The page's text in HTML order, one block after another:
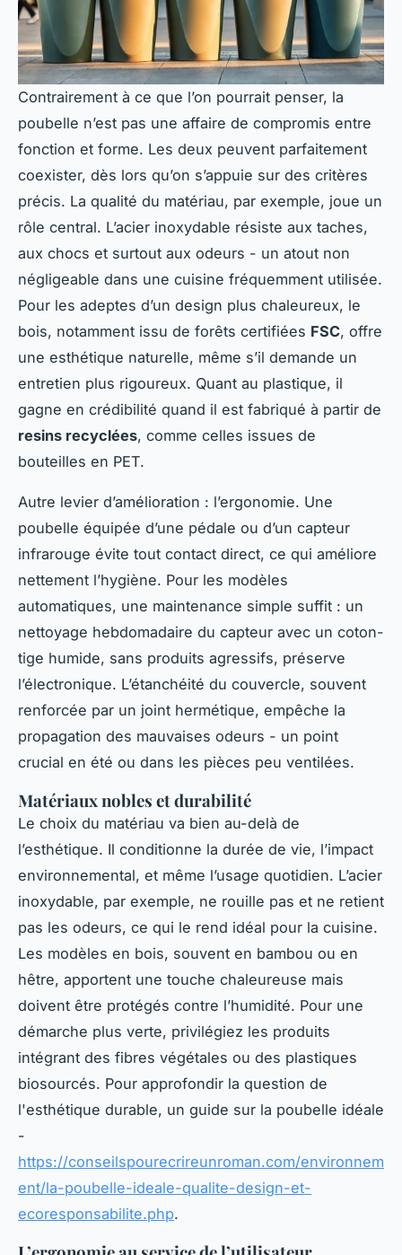
Contrairement à ce que l’on pourrait penser, la
poubelle n’est pas une affaire de compromis entre
fonction et forme. Les deux peuvent parfaitement
coexister, dès lors qu’on s’appuie sur des critères
précis. La qualité du matériau, par exemple, joue un
rôle central. L’acier inoxydable résiste aux taches,
aux chocs et surtout aux odeurs - un atout non
négligeable dans une cuisine fréquemment utilisée.
Pour les adeptes d’un design plus chaleureux, le
bois, notamment issu de forêts certifiées FSC, offre
une esthétique naturelle, même s’il demande un
entretien plus rigoureux. Quant au plastique, il
gagne en crédibilité quand il est fabriqué à partir de
resins recyclées, comme celles issues de
bouteilles en PET.
Autre levier d’amélioration : l’ergonomie. Une
poubelle équipée d’une pédale ou d’un capteur
infrarouge évite tout contact direct, ce qui améliore
nettement l’hygiène. Pour les modèles
automatiques, une maintenance simple suffit : un
nettoyage hebdomadaire du capteur avec un coton-
tige humide, sans produits agressifs, préserve
l’électronique. L’étanchéité du couvercle, souvent
renforcée par un joint hermétique, empêche la
propagation des mauvaises odeurs - un point
crucial en été ou dans les pièces peu ventilées.
Matériaux nobles et durabilité
Le choix du matériau va bien au-delà de
l’esthétique. Il conditionne la durée de vie, l’impact
environnemental, et même l’usage quotidien. L’acier
inoxydable, par exemple, ne rouille pas et ne retient
pas les odeurs, ce qui le rend idéal pour la cuisine.
Les modèles en bois, souvent en bambou ou en
hêtre, apportent une touche chaleureuse mais
doivent être protégés contre l’humidité. Pour une
démarche plus verte, privilégiez les produits
intégrant des fibres végétales ou des plastiques
biosourcés. Pour approfondir la question de
l'esthétique durable, un guide sur la poubelle idéale
-
https://conseilspourecrireunroman.com/environnem
ent/la-poubelle-ideale-qualite-design-et-
ecoresponsabilite.php.